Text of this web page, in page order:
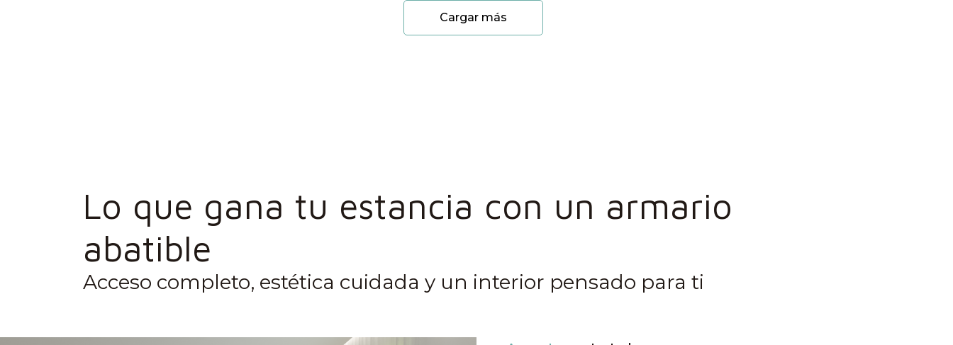
Cargar más
Lo que gana tu estancia con un armario
abatible
Acceso completo, estética cuidada y un interior pensado para ti